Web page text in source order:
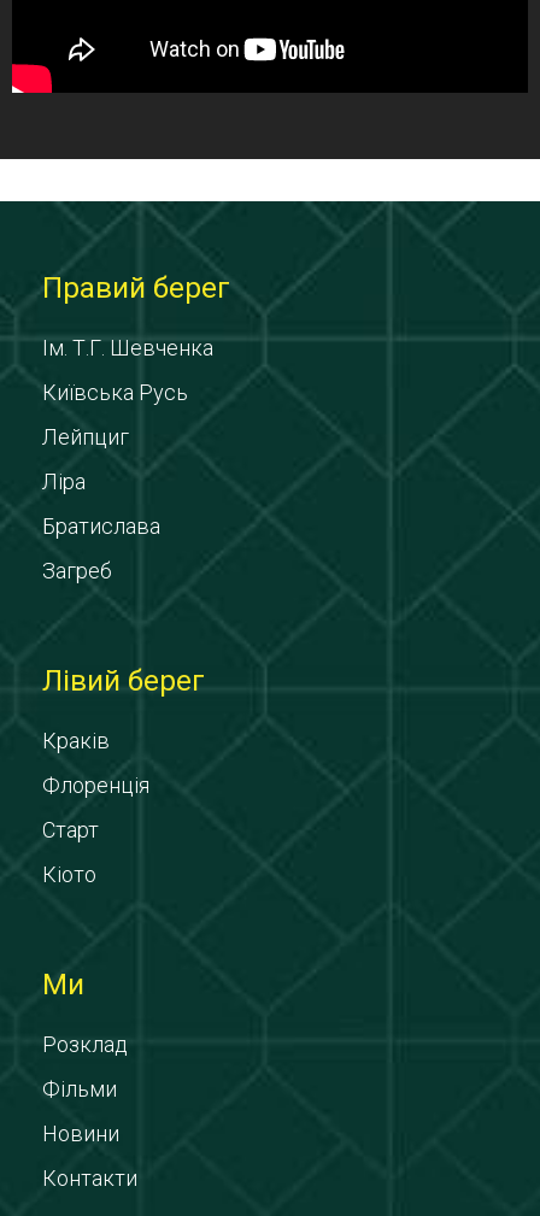
Правий берег
Ім. Т.Г. Шевченка
Київська Русь
Лейпциг
Ліра
Братислава
Загреб
Лівий берег
Краків
Флоренція
Старт
Кіото
Ми
Розклад
Фільми
Новини
Контакти